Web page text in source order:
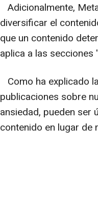
Adicionalmente,
diversificar el
que un contenido
aplica a las secciones
Como ha explicado
publicaciones sobre
ansiedad, pueden
contenido en lugar